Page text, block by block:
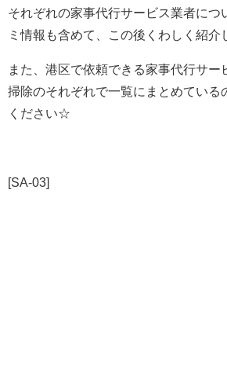
それぞれの家事代行サービス業者につ
ミ情報も含めて、この後くわしく紹介
また、港区で依頼できる家事代行サー
掃除のそれぞれで一覧にまとめている
ください☆
[SA-03]